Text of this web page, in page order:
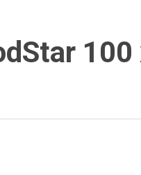
100